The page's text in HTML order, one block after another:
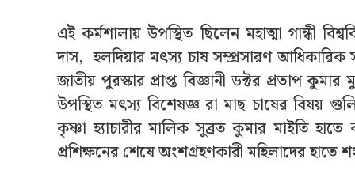
এই কর্মশালায় উপস্থিত ছিলেন মহাত্মা গান্ধী
দাস, হলদিয়ার মৎস্য চাষ সম্প্রসারণ আধিকারিক
জাতীয় পুরস্কার প্রাপ্ত বিজ্ঞানী ডক্টর প্রতাপ
উপস্থিত মৎস্য বিশেষজ্ঞ রা মাছ চাষের বিষয়
কৃষ্ণা হ্যাচারীর মালিক সুব্রত কুমার মাইতি
প্রশিক্ষনের শেষে অংশগ্রহণকারী মহিলাদের হাতে